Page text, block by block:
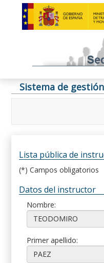
Sistema de
Lista pública de
(*) Campos obligatorios
Datos del instructor
Nombre:
Primer apellido: